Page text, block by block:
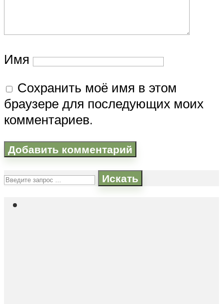
Имя
Сохранить моё имя в этом
браузере для последующих моих
комментариев.
Искать